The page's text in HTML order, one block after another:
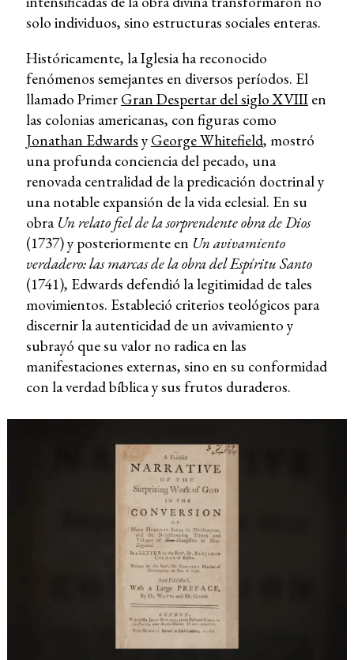
solo individuos, sino estructuras sociales enteras.
Históricamente, la Iglesia ha reconocido
fenómenos semejantes en diversos períodos. El
llamado Primer Gran Despertar del siglo XVIIIen
las colonias americanas, con figuras como
Jonathan Edwards y George Whitefield, mostró
una profunda conciencia del pecado, una
renovada centralidad de la predicación doctrinal y
una notable expansión de la vida eclesial. En su
obra Un relato fiel de la sorprendente obra de Dios
(1737) y posteriormente en Un avivamiento
verdadero: las marcas de la obra del Espíritu Santo
(1741), Edwards defendió la legitimidad de tales
movimientos. Estableció criterios teológicos para
discernir la autenticidad de un avivamiento y
subrayó que su valor no radica en las
manifestaciones externas, sino en su conformidad
con la verdad bíblica y sus frutos duraderos.